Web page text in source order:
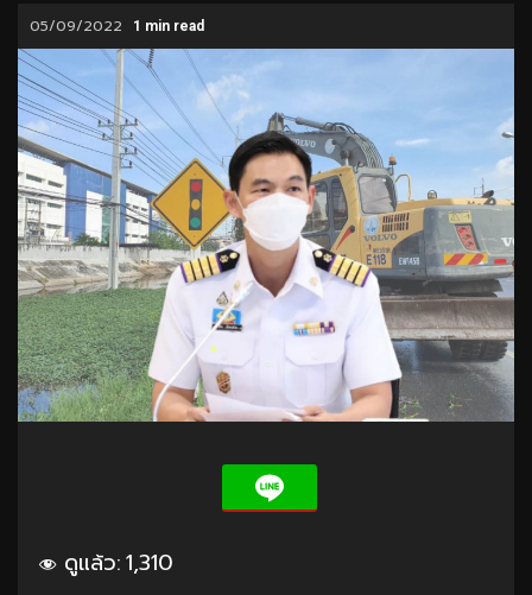
05/09/2022 1 min read
ดูแล้ว:1,310